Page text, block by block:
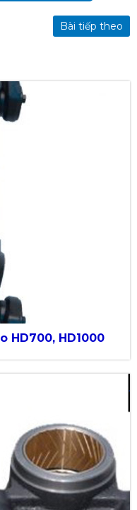
Bài tiếp theo
HD700, HD1000